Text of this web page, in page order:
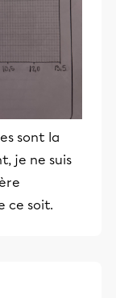
sont la
je ne suis
ce soit.